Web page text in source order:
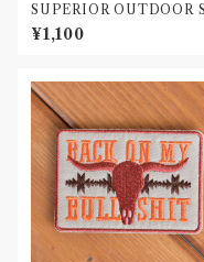
SUPERIOR OUTDOOR
PLY 刺繍ワッペン Patch
¥1,100